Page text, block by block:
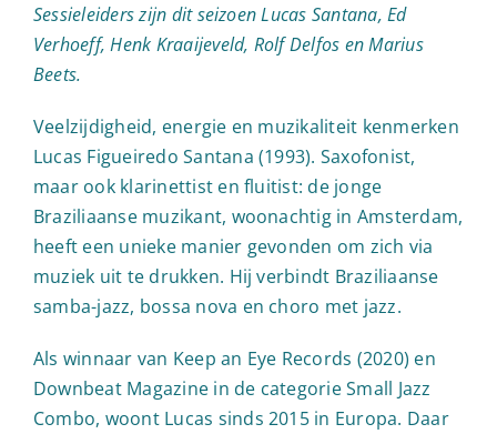
Sessieleiders zijn dit seizoen Lucas Santana, Ed
Verhoeff, Henk Kraaijeveld, Rolf Delfos en Marius
Beets.
Veelzijdigheid, energie en muzikaliteit kenmerken
Lucas Figueiredo Santana (1993). Saxofonist,
maar ook klarinettist en fluitist: de jonge
Braziliaanse muzikant, woonachtig in Amsterdam,
heeft een unieke manier gevonden om zich via
muziek uit te drukken. Hij verbindt Braziliaanse
samba-jazz, bossa nova en choro met jazz.
Als winnaar van Keep an Eye Records (2020) en
Downbeat Magazine in de categorie Small Jazz
Combo, woont Lucas sinds 2015 in Europa. Daar